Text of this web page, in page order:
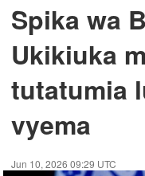
Spika wa
Ukikiuka
tutatumia
vyema
Jun 10, 2026 09:29 UTC